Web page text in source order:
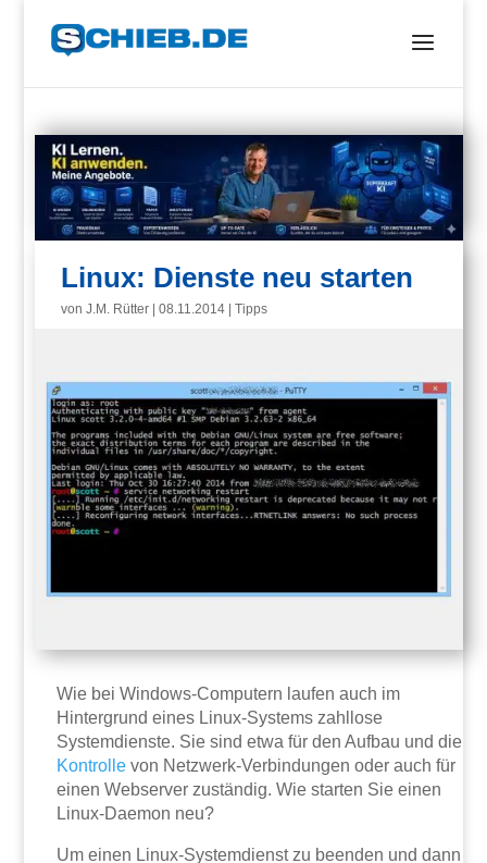
Linux: Dienste neu starten
vonJ.M. Rütter |08.11.2014 |Tipps
Wie bei Windows-Computern laufen auch im
Hintergrund eines Linux-Systems zahllose
Systemdienste. Sie sind etwa für den Aufbau und die
Kontrolle von Netzwerk-Verbindungen oder auch für
einen Webserver zuständig. Wie starten Sie einen
Linux-Daemon neu?
Um einen Linux-Systemdienst zu beenden und dann